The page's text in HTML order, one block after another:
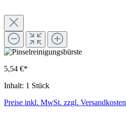
5,54 €*
Inhalt: 1 Stück
Preise inkl. MwSt. zzgl. Versandkosten